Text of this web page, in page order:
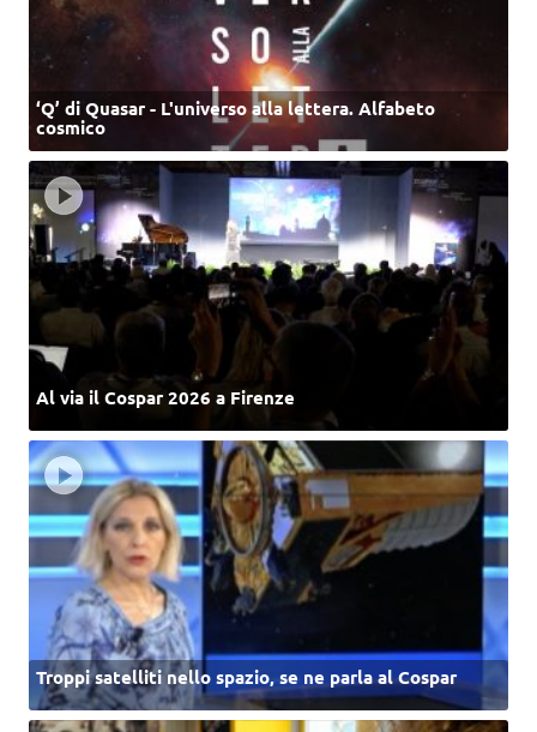
‘Q’ di Quasar - L'universo alla lettera. Alfabeto
cosmico
Al via il Cospar 2026 a Firenze
Troppi satelliti nello spazio, se ne parla al Cospar